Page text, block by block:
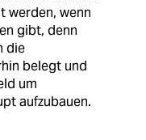
werden, wenn
gibt, denn
die
belegt und
um
aufzubauen.